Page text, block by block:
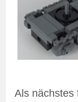
Als nächstes